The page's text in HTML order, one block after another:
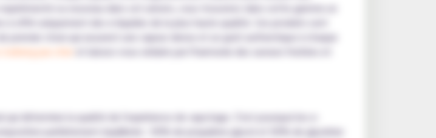
ou nouveau dans cet univers, vous trouverez dans cette gamme un
à offrir uniquement des e-liquides de la plus haute qualité. Ces produits sont
premier choix qui assurent une vapeur dense et un goût authentique à chaque
détermine la qualité de l'expérience de vapotage. C'est pourquoi les e-
parfaitement équilibrée : 50% de propylène glycol et 50% de glycérine